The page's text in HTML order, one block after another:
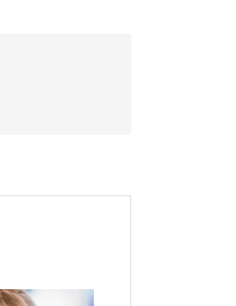
NOX LA10 FUTURE